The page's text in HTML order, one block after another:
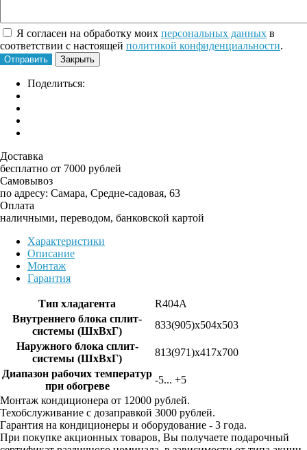
Я согласен на обработку моих персональных данных в
соответствии с настоящей политикой конфиденциальности.
Отправить Закрыть
Поделиться:
Доставка
бесплатно от 7000 рублей
Самовывоз
по адресу: Самара, Средне-садовая, 63
Оплата
наличными, переводом, банковской картой
Характеристики
Описание
Монтаж
Гарантия
Тип хладагента
R404A
Внутреннего блока сплит-
системы (ШxВxГ)
833(905)x504x503
Наружного блока сплит-
системы (ШxВxГ)
813(971)x417x700
Диапазон рабочих температур
при обогреве
-5... +5
Монтаж кондиционера от 12000 рублей.
Техобслуживание с дозаправкой 3000 рублей.
Гарантия на кондиционеры и оборудование - 3 года.
При покупке акционных товаров, Вы получаете подарочный